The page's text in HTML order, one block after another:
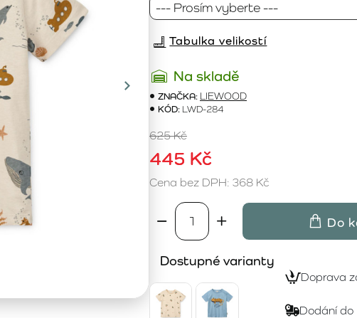
Na skladě
ZNAČKA: LIEWOOD
KÓD: LWD-284
445 Kč
625 Kč
Cena bez DPH: 368 Kč
Do
Tabulka velikostí
Dostupné varianty
Doprava
Dodání do